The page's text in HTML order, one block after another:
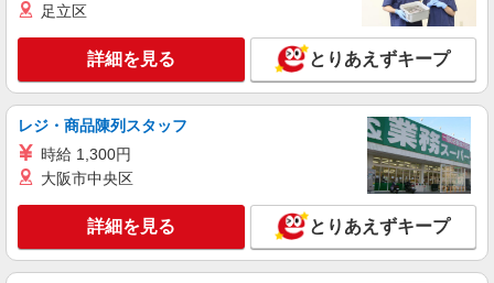
キープ 詳細を見る
株式会社kotrio /●UT-H-2009615
向かう先は、笑顔の待つ場所！デイサービスの
時給1500円〜2125円 ＜日払い有/週払い有/交
通費全支給(ガソリン代含む)＞
大田原市
足立区
詳細を見る とりあえずキープ
レジ・商品陳列スタッフ
時給 1,300円
大阪市中央区
詳細を見る とりあえずキープ